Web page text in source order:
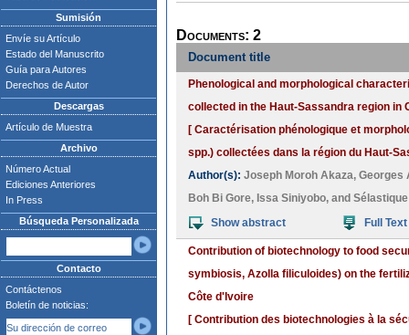
Sumisión
Envíe su Artículo
Estado del Manuscrito
Guía para Autores
Derechos de Autor
Descargas
Artículo de Muestra
Archivo
Número Actual
Ediciones Anteriores
In Press
Búsqueda Personalizada
Contacto
Contáctenos
Boletín de noticias:
Documents: 2
Document title
Phenological and morphological
collected in the Haut-Sassandra region in
[ Caractérisation phénologique et
spp.) collectées dans la région du Haut-
Author(s): Joseph Moroh Akaza, Georges
Boh Bi Gore, Issa Siniyobo, and
Show abstract
Full Text
Contribution of biotechnology to food
symbiosis, Azolla filiculoides) on the
Côte d'Ivoire
[ Contribution des biotechnologies à la